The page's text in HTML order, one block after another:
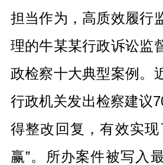
担当作为，高质效履行
理的牛某某行政诉讼监
政检察十大典型案例。
行政机关发出检察建议
得整改回复，有效实现
赢”。所办案件被写入